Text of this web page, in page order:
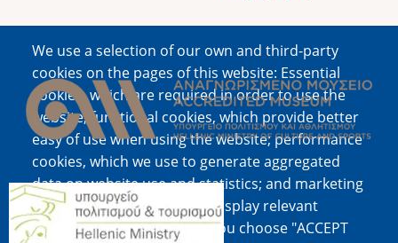
We use a selection of our own and third-party
cookies on the pages of this website: Essential
cookies, which are required in order to use the
website; functional cookies, which provide better
easy of use when using the website; performance
cookies, which we use to generate aggregated
data on website use and statistics; and marketing
cookies, which are used to display relevant
content and advertising. If you choose "ACCEPT
Image
Image